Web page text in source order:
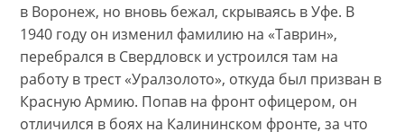
в Воронеж, но вновь бежал, скрываясь в Уфе. В
1940 году он изменил фамилию на «Таврин»,
перебрался в Свердловск и устроился там на
работу в трест «Уралзолото», откуда был призван в
Красную Армию. Попав на фронт офицером, он
отличился в боях на Калининском фронте, за что